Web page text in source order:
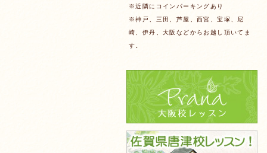
※近隣にコインパーキングあり
※神戸、三田、芦屋、西宮、宝塚、尼
崎、伊丹、大阪などからお越し頂いてま
す。